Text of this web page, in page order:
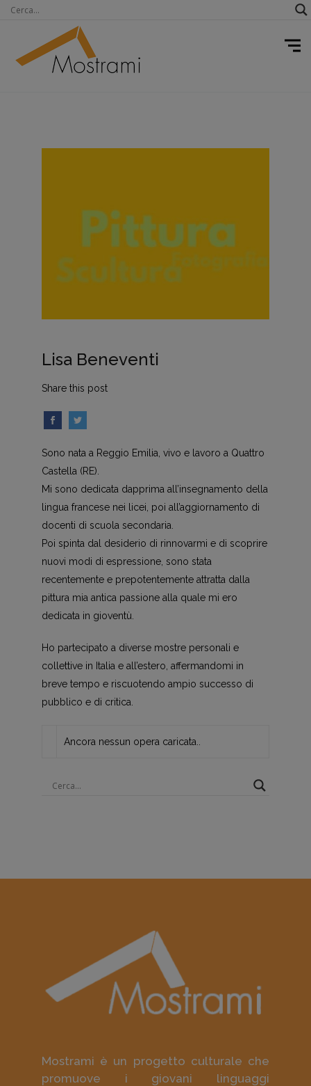
Lisa Beneventi
Share this post
Sono nata a Reggio Emilia, vivo e lavoro a Quattro
Castella (RE).
Mi sono dedicata dapprima all’insegnamento della
lingua francese nei licei, poi all’aggiornamento di
docenti di scuola secondaria.
Poi spinta dal desiderio di rinnovarmi e di scoprire
nuovi modi di espressione, sono stata
recentemente e prepotentemente attratta dalla
pittura mia antica passione alla quale mi ero
dedicata in gioventù.
Ho partecipato a diverse mostre personali e
collettive in Italia e all’estero, affermandomi in
breve tempo e riscuotendo ampio successo di
pubblico e di critica.
Ancora nessun opera caricata..
Mostrami è un progetto culturale che
promuove i giovani linguaggi